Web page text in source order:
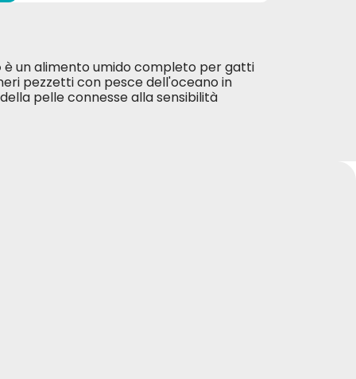
è un alimento umido completo per gatti
pezzetti con pesce dell'oceano in
pelle connesse alla sensibilità